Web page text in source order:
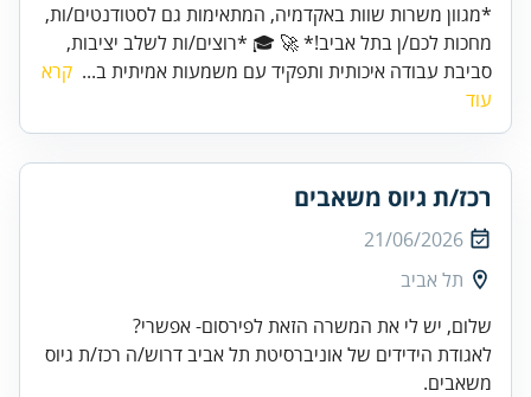
*מגוון משרות שוות באקדמיה, המתאימות גם לסטודנטים/ות,
מחכות לכם/ן בתל אביב!* 🚀 🎓 *רוצים/ות לשלב יציבות,
סביבת עבודה איכותית ותפקיד עם משמעות אמיתית ב... קרא
עוד
רכז/ת גיוס משאבים
21/06/2026
תל אביב
לאגודת הידידים של אוניברסיטת תל אביב דרוש/ה רכז/ת גיוס